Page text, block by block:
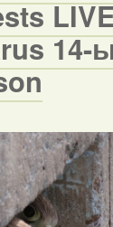
14-